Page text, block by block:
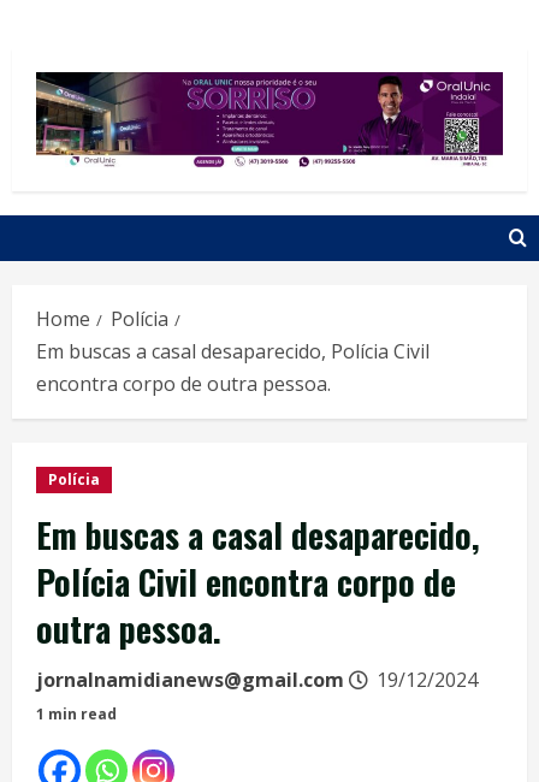
Home
Polícia
Em buscas a casal desaparecido, Polícia Civil
encontra corpo de outra pessoa.
Polícia
Em buscas a casal desaparecido,
Polícia Civil encontra corpo de
outra pessoa.
jornalnamidianews@gmail.com 19/12/2024
1 min read